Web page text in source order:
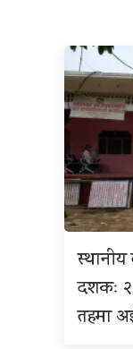
दशकः
तहमा